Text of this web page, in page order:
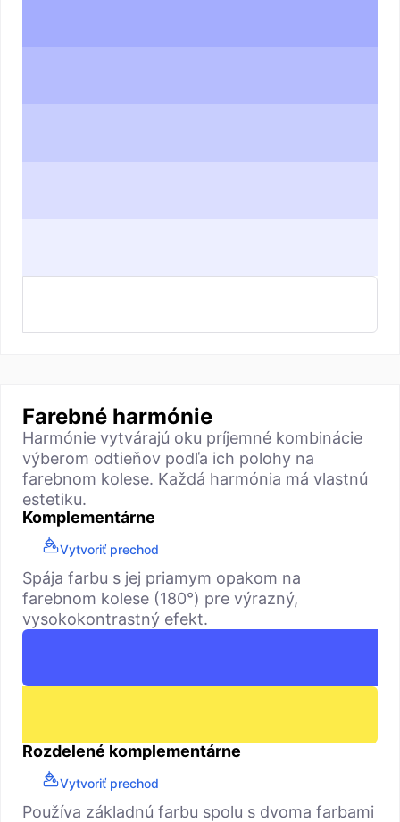
Farebné harmónie
Harmónie vytvárajú oku príjemné kombinácie
výberom odtieňov podľa ich polohy na
farebnom kolese. Každá harmónia má vlastnú
estetiku.
Komplementárne
Vytvoriť prechod
Spája farbu s jej priamym opakom na
farebnom kolese (180°) pre výrazný,
vysokokontrastný efekt.
Rozdelené komplementárne
Vytvoriť prechod
Používa základnú farbu spolu s dvoma farbami